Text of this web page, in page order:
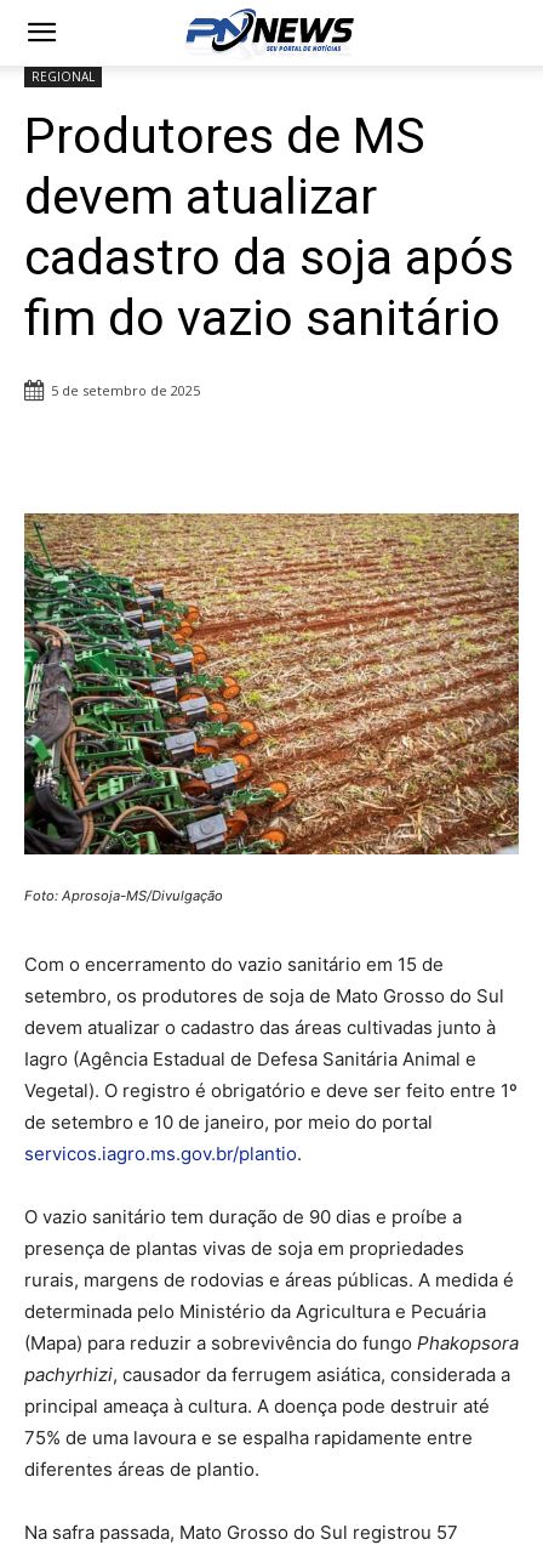
REGIONAL
Produtores de MS
devem atualizar
cadastro da soja após
fim do vazio sanitário
5 de setembro de 2025
Foto: Aprosoja-MS/Divulgação
Com o encerramento do vazio sanitário em 15 de
setembro, os produtores de soja de Mato Grosso do Sul
devem atualizar o cadastro das áreas cultivadas junto à
Iagro (Agência Estadual de Defesa Sanitária Animal e
Vegetal). O registro é obrigatório e deve ser feito entre 1º
de setembro e 10 de janeiro, por meio do portal
servicos.iagro.ms.gov.br/plantio.
O vazio sanitário tem duração de 90 dias e proíbe a
presença de plantas vivas de soja em propriedades
rurais, margens de rodovias e áreas públicas. A medida é
determinada pelo Ministério da Agricultura e Pecuária
(Mapa) para reduzir a sobrevivência do fungo Phakopsora
pachyrhizi, causador da ferrugem asiática, considerada a
principal ameaça à cultura. A doença pode destruir até
75% de uma lavoura e se espalha rapidamente entre
diferentes áreas de plantio.
Na safra passada, Mato Grosso do Sul registrou 57